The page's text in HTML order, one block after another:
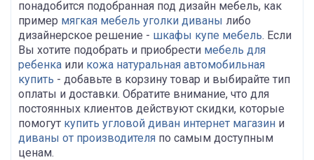
понадобится подобранная под дизайн мебель, как
пример мягкая мебель уголки диваны либо
дизайнерское решение - шкафы купе мебель. Если
Вы хотите подобрать и приобрести мебель для
ребенка или кожа натуральная автомобильная
купить - добавьте в корзину товар и выбирайте тип
оплаты и доставки. Обратите внимание, что для
постоянных клиентов действуют скидки, которые
помогут купить угловой диван интернет магазин и
диваны от производителя по самым доступным
ценам.